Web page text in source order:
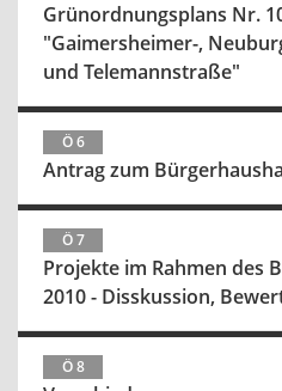
Grünordnungsplans Nr.
"Gaimersheimer-,
und Telemannstraße"
Ö 6
Antrag zum
Ö 7
Projekte im Rahmen des
2010 - Disskussion,
Ö 8